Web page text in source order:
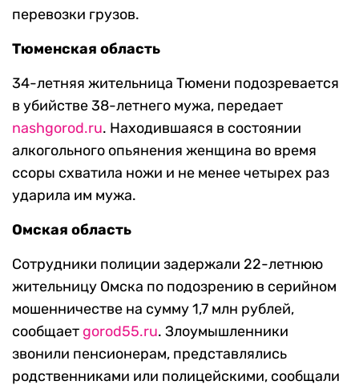
перевозки грузов.
Тюменская область
34-летняя жительница Тюмени подозревается
в убийстве 38-летнего мужа, передает
nashgorod.ru. Находившаяся в состоянии
алкогольного опьянения женщина во время
ссоры схватила ножи и не менее четырех раз
ударила им мужа.
Омская область
Сотрудники полиции задержали 22-летнюю
жительницу Омска по подозрению в серийном
мошенничестве на сумму 1,7 млн рублей,
сообщает gorod55.ru. Злоумышленники
звонили пенсионерам, представлялись
родственниками или полицейскими, сообщали